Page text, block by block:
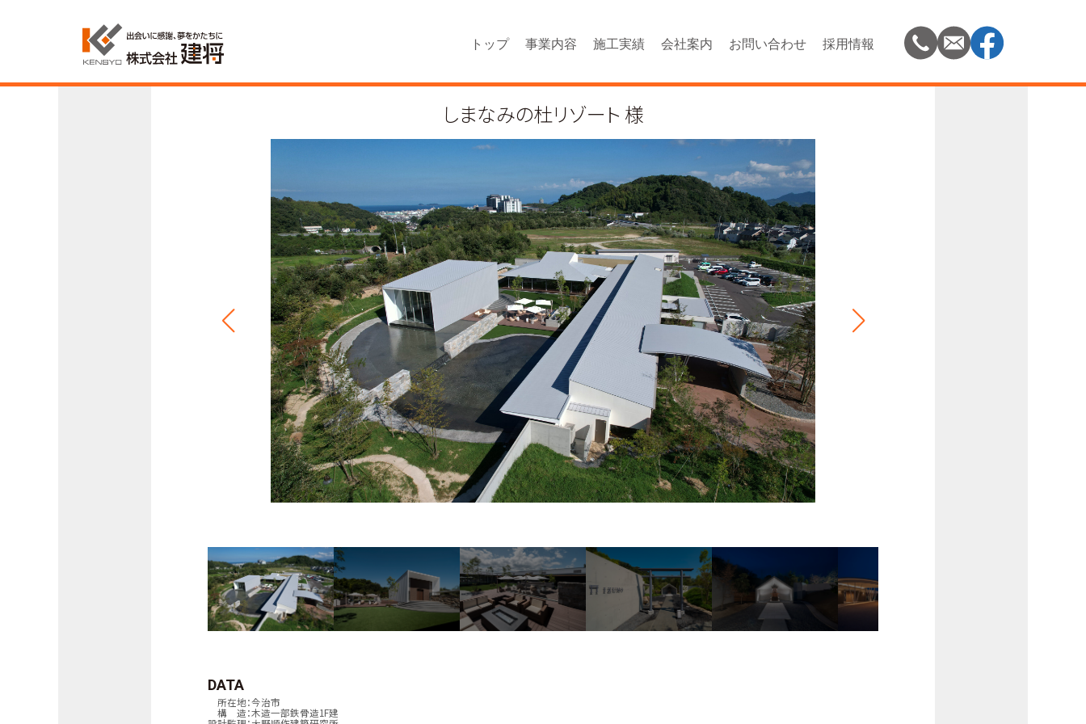
トップ 事業内容 施工実績 会社案内 お問い合わせ 採用情報
しまなみの杜リゾート 様
DATA
所在地：今治市
構 造：木造一部鉄骨造1F建